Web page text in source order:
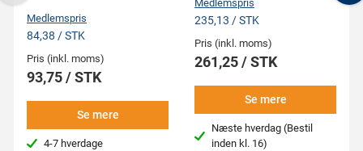
Medlemspris
84,38 / STK
Pris (inkl. moms)
93,75 / STK
Se mere
4-7 hverdage
Medlemspris
235,13 / STK
Pris (inkl. moms)
261,25 / STK
Se mere
Næste hverdag (Bestil
inden kl. 16)